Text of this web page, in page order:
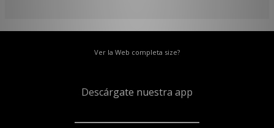
Ver la Web completa size?
Descárgate nuestra app